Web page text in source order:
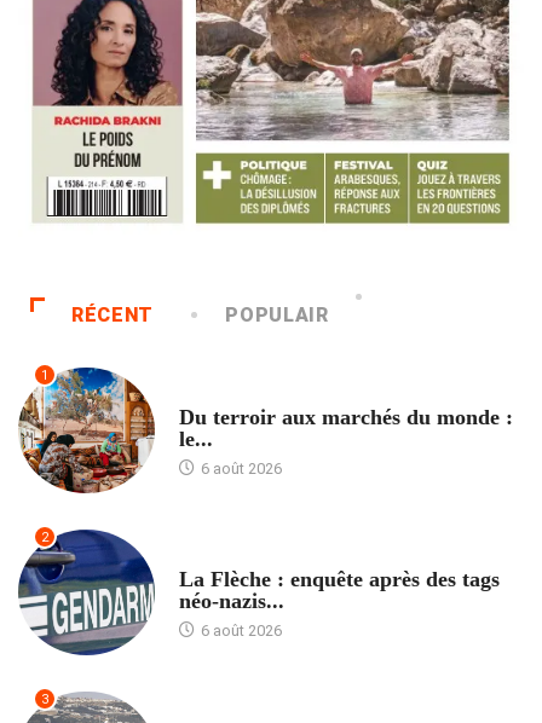
RÉCENT POPULAIR
1
Du terroir aux marchés du monde :
le...
6 août 2026
2
La Flèche : enquête après des tags
néo-nazis...
6 août 2026
3